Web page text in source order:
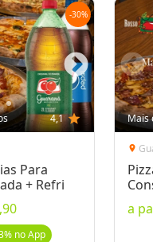
do Cidade Oferta no seu
+ Borda Recheada
como: Brócolis,
-30%
4,1 star
Para
+ Refri
no App
Mais
location_on
a